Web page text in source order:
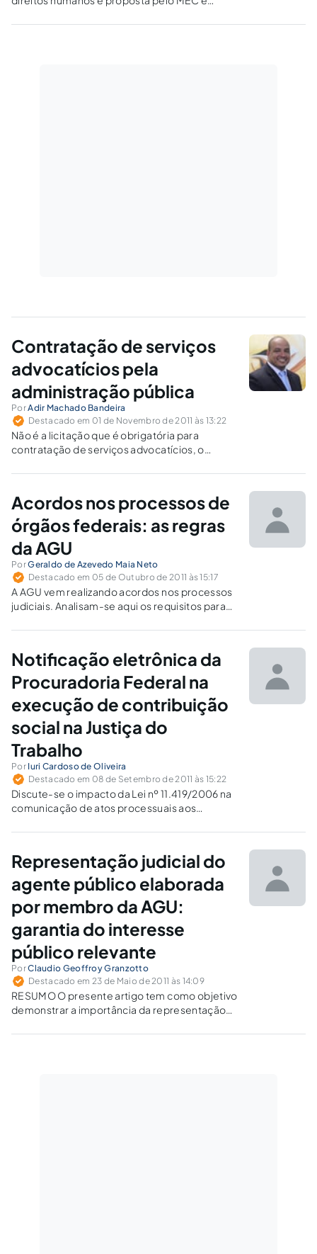
criados comitês de educação em direitos
Contratação de serviços
advocatícios pela
administração pública
PorAdir Machado Bandeira
Destacado em 01 de Novembro de 2011 às 13:22
Não é a licitação que é obrigatória para
contratação de serviços advocatícios, o
Acordos nos processos de
órgãos federais: as regras
da AGU
PorGeraldo de Azevedo Maia Neto
Destacado em 05 de Outubro de 2011 às 15:17
A AGU vem realizando acordos nos processos
judiciais. Analisam-se aqui os requisitos para
judiciais.
Notificação eletrônica da
Procuradoria Federal na
execução de contribuição
social na Justiça do
Trabalho
Por Iuri Cardoso de Oliveira
Destacado em 08 de Setembro de 2011 às 15:22
Discute-se o impacto da Lei nº 11.419/2006 na
comunicação de atos processuais aos
Judiciário e da AGU para promover a
eletrônico com observância das normas
constitucionais e legais.
Representação judicial do
agente público elaborada
por membro da AGU:
garantia do interesse
público relevante
PorClaudio Geoffroy Granzotto
Destacado em 23 de Maio de 2011 às 14:09
RESUMO O presente artigo tem como objetivo
demonstrar a importância da representação
Advocacia-Geral da União - AGU em razão de